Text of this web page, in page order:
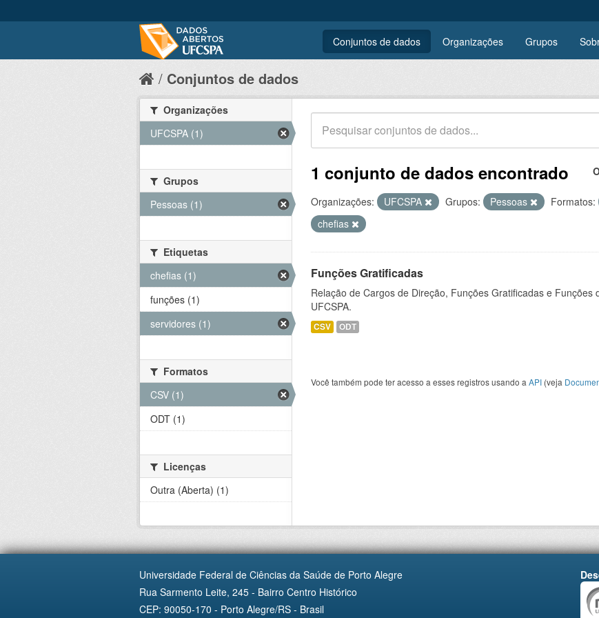
Conjuntos de dados Organizações Grupos
Conjuntos de dados
1 conjunto de dados encontrado
Organizações: UFCSPA Grupos: Pessoas Formatos:
chefias
Funções Gratificadas
Relação de Cargos de Direção, Funções Gratificadas e
UFCSPA.
CSV ODT
Você também pode ter acesso a esses registros usando a API (veja
Organizações
UFCSPA (1)
Grupos
Pessoas (1)
Etiquetas
chefias (1)
funções (1)
servidores (1)
Formatos
CSV (1)
ODT (1)
Licenças
Outra (Aberta) (1)
Universidade Federal de Ciências da Saúde de Porto Alegre
Rua Sarmento Leite, 245 - Bairro Centro Histórico
CEP: 90050-170 - Porto Alegre/RS - Brasil